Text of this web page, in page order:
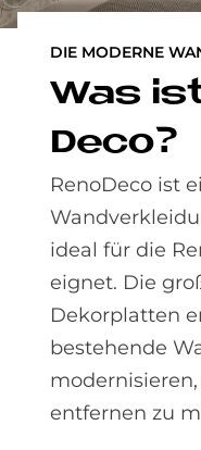
DIE MODERNE
Was
Deco?
RenoDeco ist
ideal für die
eignet. Die
Dekorplatten
bestehende
entfernen zu